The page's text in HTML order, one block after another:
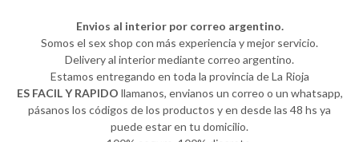
Envios al interior por correo argentino.
Somos el sex shop con más experiencia y mejor servicio.
Delivery al interior mediante correo argentino.
Estamos entregando en toda la provincia de La Rioja
ES FACIL Y RAPIDO llamanos, envianos un correo o un whatsapp,
pásanos los códigos de los productos y en desde las 48 hs ya
puede estar en tu domicilio.